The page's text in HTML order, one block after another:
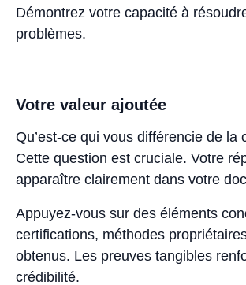
Démontrez votre capacité à
problèmes.
Votre valeur ajoutée
Qu’est-ce qui vous différencie de la
Cette question est cruciale. Votre
apparaître clairement dans votre
Appuyez-vous sur des éléments
certifications, méthodes
obtenus. Les preuves tangibles
crédibilité.